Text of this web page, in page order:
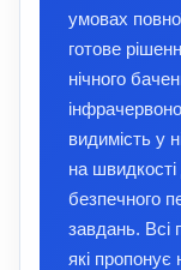
умовах
готове
нічного
видимість у
на
безпечного
завдань. Всі
які